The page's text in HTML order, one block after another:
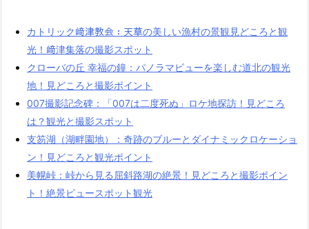
カトリック﨑津教会：天草の美しい漁村の景観見どころと観
光！﨑津集落の撮影スポット
クローバの丘 幸福の鐘：パノラマビューを楽しむ道北の観光
地！見どころと撮影ポイント
007撮影記念碑：「007は二度死ぬ」ロケ地探訪！見どころ
は？観光と撮影スポット
支笏湖（湖畔園地）：奇跡のブルーとダイナミックロケーショ
ン！見どころと観光ポイント
美幌峠：峠から見る屈斜路湖の絶景！見どころと撮影ポイン
ト！絶景ビュースポット観光